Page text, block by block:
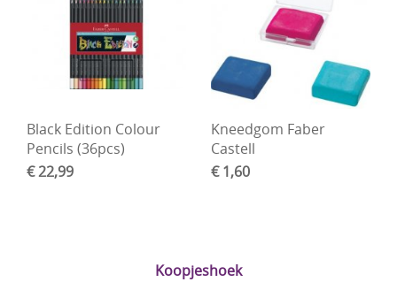
Koopjeshoek
Black Edition Colour
Pencils (36pcs)
€ 22,99
Kneedgom Faber
Castell
€ 1,60